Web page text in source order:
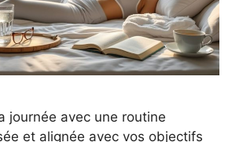
journée avec une routine
et alignée avec vos objectifs